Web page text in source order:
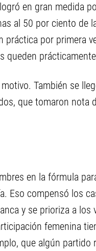
en gran medida
al 50 por ciento de
práctica por primera
queden
También se
que tomaron nota
en la fórmula
Eso compensó los
y se prioriza a
femenina
que algún partido